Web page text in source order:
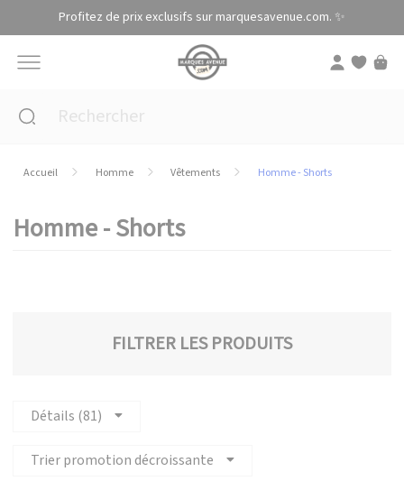
Profitez de prix exclusifs sur marquesavenue.com. ✨
Accueil Homme Vêtements Homme - Shorts
Homme - Shorts
FILTRER LES PRODUITS
Détails (81)
Trier promotion décroissante
Panneau de gestion des cookies